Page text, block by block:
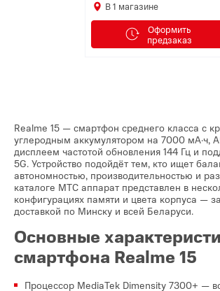
В1 магазине
Оформить
предзаказ
Realme 15 — смартфон среднего класса с
углеродным аккумулятором на 7000 мА·ч,
дисплеем частотой обновления 144 Гц и
5G. Устройство подойдёт тем, кто ищет
автономностью, производительностью и
каталоге МТС аппарат представлен в
конфигурациях памяти и цвета корпуса —
доставкой по Минску и всей Беларуси.
Основные
смартфона Realme 15
Процессор MediaTek Dimensity 7300+ —